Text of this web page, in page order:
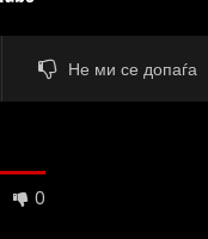
Не ми се допаѓа
0